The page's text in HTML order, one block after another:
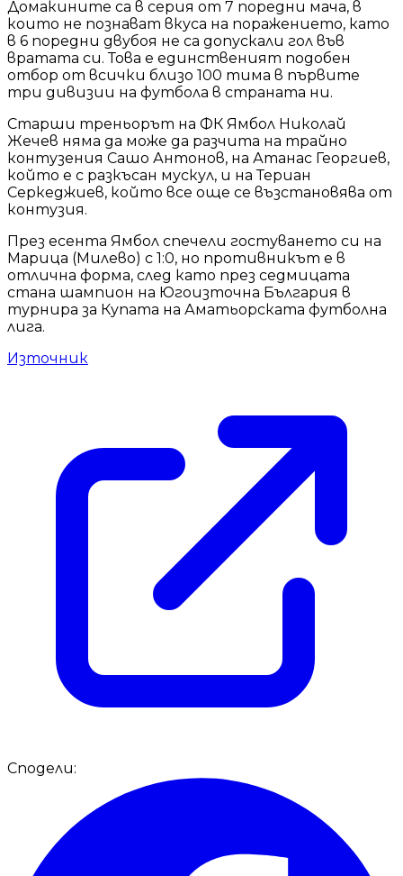
Домакините са в серия от 7 поредни мача, в
които не познават вкуса на поражението, като
в 6 поредни двубоя не са допускали гол във
вратата си. Това е единственият подобен
отбор от всички близо 100 тима в първите
три дивизии на футбола в страната ни.
Старши треньорът на ФК Ямбол Николай
Жечев няма да може да разчита на трайно
контузения Сашо Антонов, на Атанас Георгиев,
който е с разкъсан мускул, и на Териан
Серкеджиев, който все още се възстановява от
контузия.
През есента Ямбол спечели гостуването си на
Марица (Милево) с 1:0, но противникът е в
отлична форма, след като през седмицата
стана шампион на Югоизточна България в
турнира за Купата на Аматьорската футболна
лига.
Източник
Сподели: